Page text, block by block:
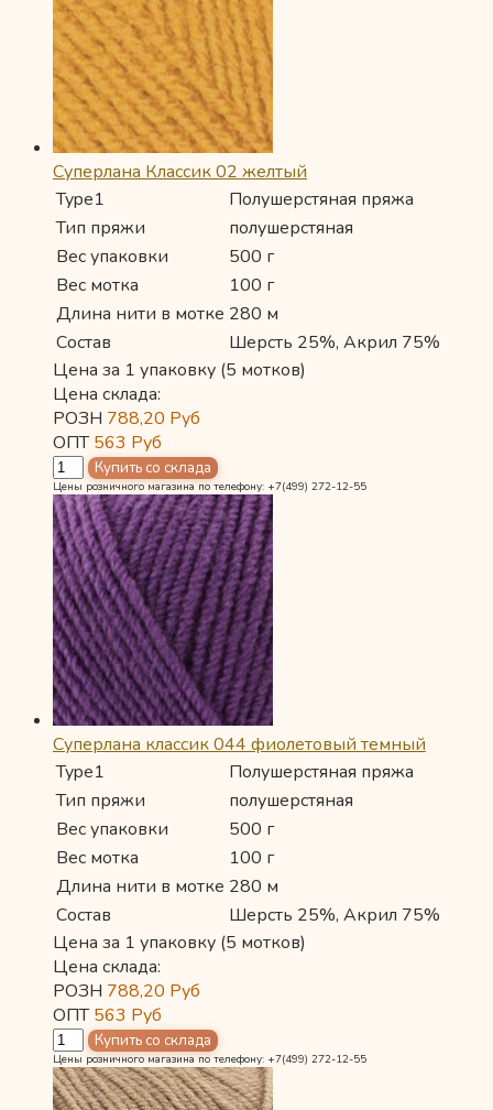
Суперлана Классик 02 желтый
Type1
Полушерстяная пряжа
Тип пряжи
полушерстяная
Вес упаковки
500 г
Вес мотка
100 г
Длина нити в мотке 280 м
Состав
Шерсть 25%, Акрил 75%
Цена за 1 упаковку (5 мотков)
Цена склада:
РОЗН 788,20 Руб
ОПТ563 Руб
Цены розничного магазина по телефону: +7(499) 272-12-55
Суперлана классик 044 фиолетовый темный
Type1
Полушерстяная пряжа
Тип пряжи
полушерстяная
Вес упаковки
500 г
Вес мотка
100 г
Длина нити в мотке 280 м
Состав
Шерсть 25%, Акрил 75%
Цена за 1 упаковку (5 мотков)
Цена склада:
РОЗН 788,20 Руб
ОПТ563 Руб
Цены розничного магазина по телефону: +7(499) 272-12-55